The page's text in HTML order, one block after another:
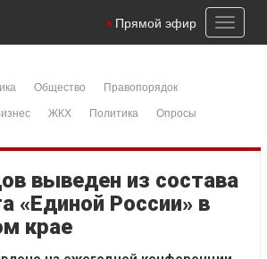
Toggle
Прямой эфир
Общество
Правопорядок
ЖКХ Политика
Опросы
выведен из состава
«Единой России» в
крае